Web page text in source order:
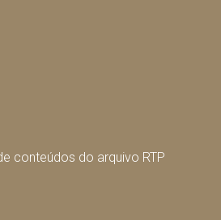
conteúdos do arquivo RTP